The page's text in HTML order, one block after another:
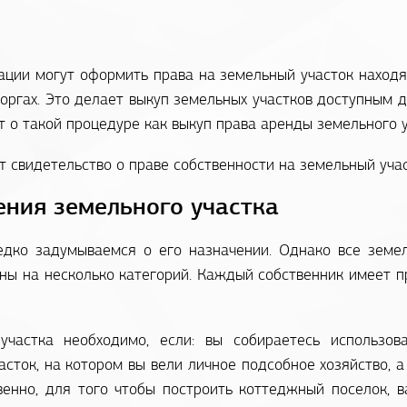
могут оформить права на земельный участок
Это делает выкуп земельных участков доступным
о такой процедуре как выкуп права аренды земельного
о праве собственности на земельный
земельного участка
задумываемся о его назначении. Однако все
на несколько категорий. Каждый собственник имеет
необходимо, если: вы собираетесь
на котором вы вели личное подсобное
для того чтобы построить коттеджный поселок,